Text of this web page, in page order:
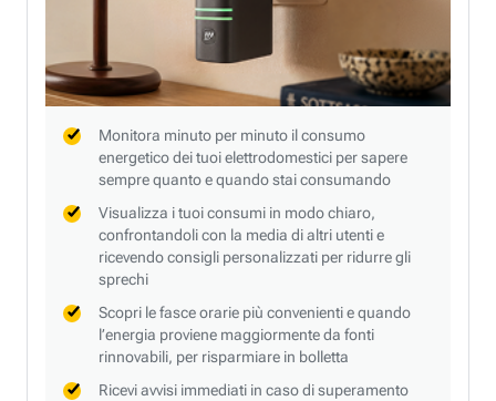
Monitora minuto per minuto il consumo
energetico dei tuoi elettrodomestici per sapere
sempre quanto e quando stai consumando
Visualizza i tuoi consumi in modo chiaro,
confrontandoli con la media di altri utenti e
ricevendo consigli personalizzati per ridurre gli
sprechi
Scopri le fasce orarie più convenienti e quando
l’energia proviene maggiormente da fonti
rinnovabili, per risparmiare in bolletta
Ricevi avvisi immediati in caso di superamento